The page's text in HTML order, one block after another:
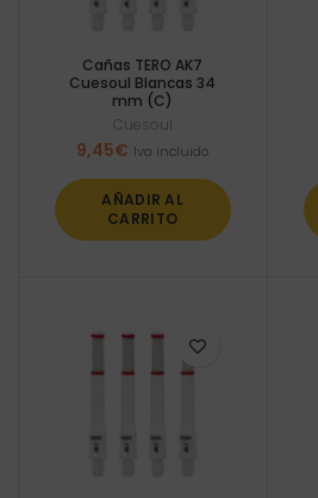
Cañas TERO AK7
Cuesoul Blancas 34
mm (C)
Cuesoul
9,45€ Iva incluido
AÑADIR AL
CARRITO